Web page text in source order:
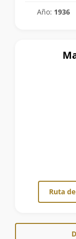
Año: 1936
Ruta